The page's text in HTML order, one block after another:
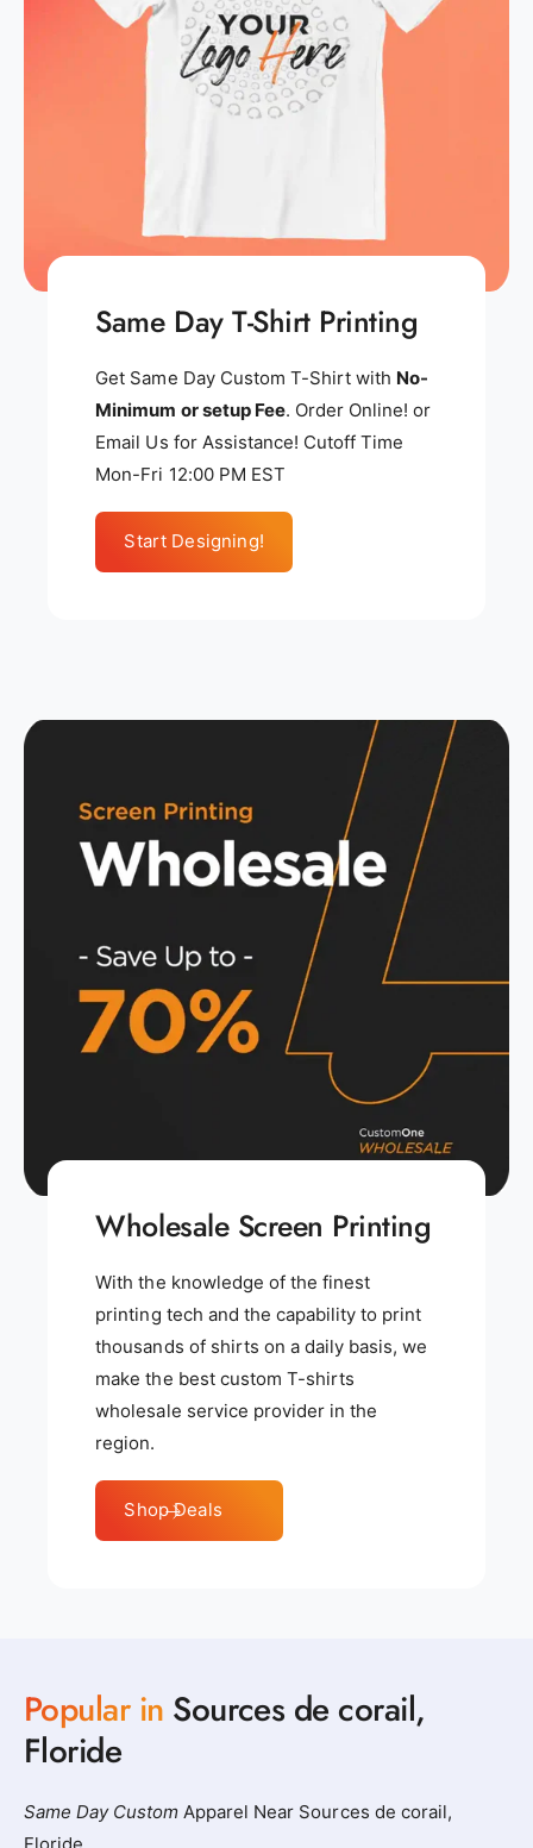
Same Day T-Shirt Printing
Get Same Day Custom T-Shirt with No-
Minimum or setup Fee. Order Online! or
Email Us for Assistance! Cutoff Time
Mon-Fri 12:00 PM EST
Start Designing!
Wholesale Screen Printing
With the knowledge of the finest
printing tech and the capability to print
thousands of shirts on a daily basis, we
make the best custom T-shirts
wholesale service provider in the
region.
Shop Deals
Popular in Sources de corail,
Floride
Same Day Custom Apparel Near Sources de corail,